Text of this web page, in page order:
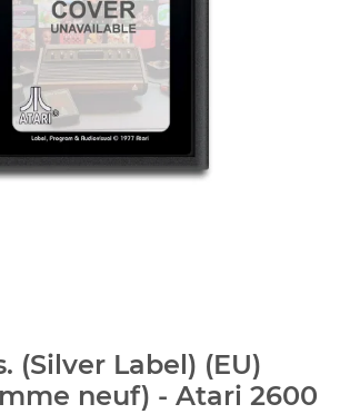
(Silver Label) (EU)
neuf) - Atari 2600